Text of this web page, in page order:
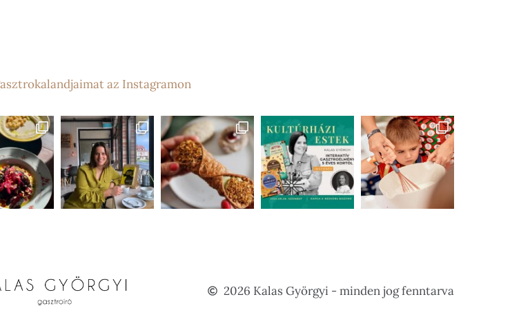
az Instagramon
2026 Kalas Györgyi - minden jog fenntarva